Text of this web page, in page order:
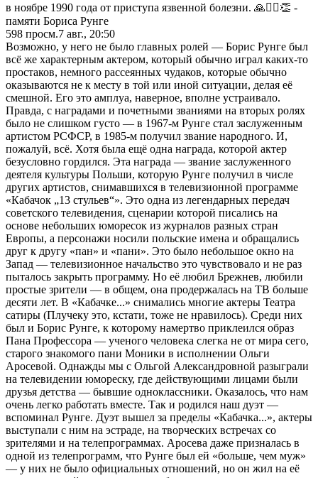
в ноябре 1990 года от приступа язвенной болезни. 🙏❤️‍🔥👏 -
памяти Бориса Рунге
598 просм.7 авг., 20:50
Возможно, у него не было главных ролей — Борис Рунге был
всё же характерным актером, который обычно играл каких-то
простаков, немного рассеянных чудаков, которые обычно
оказываются не к месту в той или иной ситуации, делая её
смешной. Его это амплуа, наверное, вполне устраивало.
Правда, с наградами и почетными званиями на вторых ролях
было не слишком густо — в 1967-м Рунге стал заслуженным
артистом РСФСР, в 1985-м получил звание народного. И,
пожалуй, всё. Хотя была ещё одна награда, которой актер
безусловно гордился. Эта награда — звание заслуженного
деятеля культуры Польши, которую Рунге получил в числе
других артистов, снимавшихся в телевизионной программе
«Кабачок „13 стульев“». Это одна из легендарных передач
советского телевидения, сценарии которой писались на
основе небольших юморесок из журналов разных стран
Европы, а персонажи носили польские имена и обращались
друг к другу «пан» и «пани». Это было небольшое окно на
Запад — телевизионное начальство это чувствовало и не раз
пыталось закрыть программу. Но её любил Брежнев, любили
простые зрители — в общем, она продержалась на ТВ больше
десяти лет. В «Кабачке...» снимались многие актеры Театра
сатиры (Плучеку это, кстати, тоже не нравилось). Среди них
был и Борис Рунге, к которому намертво приклеился образ
Пана Профессора — ученого человека слегка не от мира сего,
старого знакомого пани Моники в исполнении Ольги
Аросевой. Однажды мы с Ольгой Александровной разыграли
на телевидении юмореску, где действующими лицами были
друзья детства — бывшие одноклассники. Оказалось, что нам
очень легко работать вместе. Так и родился наш дуэт —
вспоминал Рунге. Дуэт вышел за пределы «Кабачка...», актеры
выступали с ним на эстраде, на творческих встречах со
зрителями и на телепрограммах. Аросева даже призналась в
одной из телепрограмм, что Рунге был ей «больше, чем муж»
— у них не было официальных отношений, но он жил на её